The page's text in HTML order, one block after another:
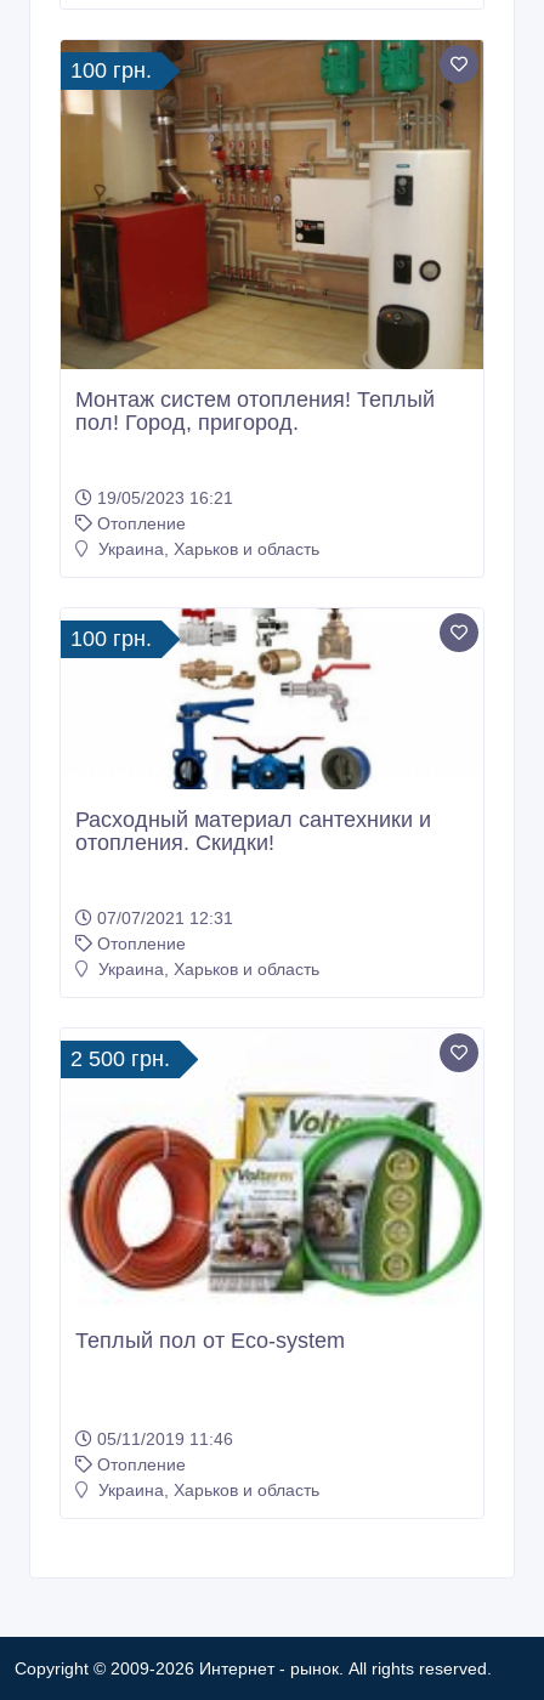
100 грн.
Монтаж систем отопления! Теплый
пол! Город, пригород.
19/05/2023 16:21
Отопление
Украина, Харьков и область
100 грн.
Расходный материал сантехники и
отопления. Скидки!
07/07/2021 12:31
Отопление
Украина, Харьков и область
2 500 грн.
Теплый пол от Eco-system
05/11/2019 11:46
Отопление
Украина, Харьков и область
Copyright © 2009-2026 Интернет - рынок. All rights reserved.